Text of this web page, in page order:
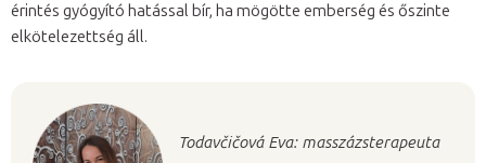
érintés gyógyító hatással bír, ha mögötte emberség és őszinte
elkötelezettség áll.
Todavčičová Eva: masszázsterapeuta